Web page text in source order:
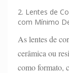
2. Lentes de
com Mínimo
As lentes de
cerâmica ou
como formato,